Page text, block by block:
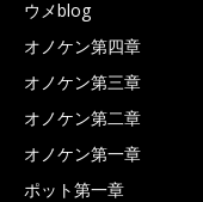
ウメblog
オノケン第四章
オノケン第三章
オノケン第二章
オノケン第一章
ポット第一章